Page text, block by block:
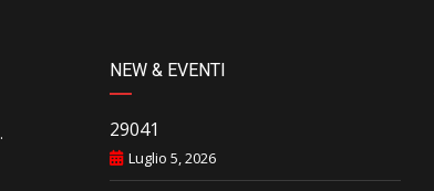
.
NEW & EVENTI
29041
Luglio 5, 2026